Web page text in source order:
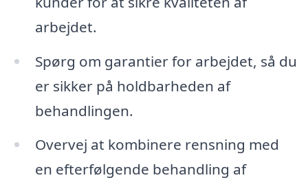
arbejdet.
Spørg om garantier for arbejdet, så du
er sikker på holdbarheden af
behandlingen.
Overvej at kombinere rensning med
en efterfølgende behandling af